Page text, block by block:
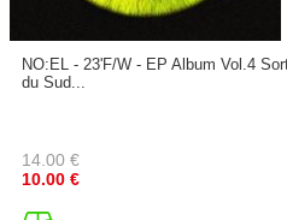
NO:EL - 23'F/W - EP Album Vol.4
du Sud...
14.00 €
10.00 €